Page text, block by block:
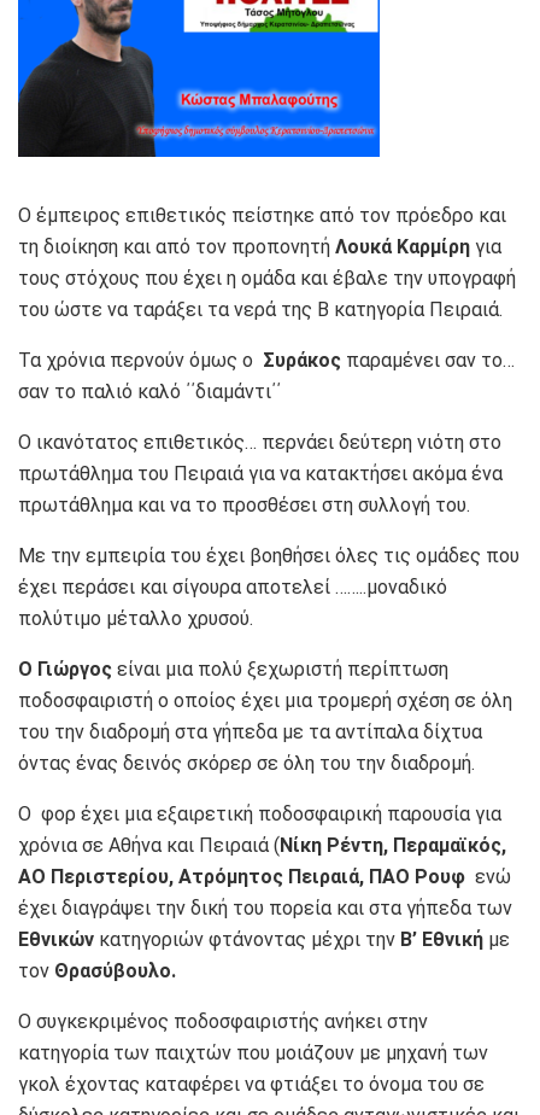
Ο έμπειρος επιθετικός πείστηκε από τον πρόεδρο και
τη διοίκηση και από τον προπονητή Λουκά Καρμίρη για
τους στόχους που έχει η ομάδα και έβαλε την υπογραφή
του ώστε να ταράξει τα νερά της Β κατηγορία Πειραιά.
Τα χρόνια περνούν όμως ο Συράκος παραμένει σαν το…
σαν το παλιό καλό ΄΄διαμάντι΄΄
Ο ικανότατος επιθετικός… περνάει δεύτερη νιότη στο
πρωτάθλημα του Πειραιά για να κατακτήσει ακόμα ένα
πρωτάθλημα και να το προσθέσει στη συλλογή του.
Με την εμπειρία του έχει βοηθήσει όλες τις ομάδες που
έχει περάσει και σίγουρα αποτελεί ……..μοναδικό
πολύτιμο μέταλλο χρυσού.
Ο Γιώργος είναι μια πολύ ξεχωριστή περίπτωση
ποδοσφαιριστή ο οποίος έχει μια τρομερή σχέση σε όλη
του την διαδρομή στα γήπεδα με τα αντίπαλα δίχτυα
όντας ένας δεινός σκόρερ σε όλη του την διαδρομή.
Ο φορ έχει μια εξαιρετική ποδοσφαιρική παρουσία για
χρόνια σε Αθήνα και Πειραιά (Νίκη Ρέντη, Περαμαϊκός,
ΑΟ Περιστερίου, Ατρόμητος Πειραιά, ΠΑΟ Ρουφ ενώ
έχει διαγράψει την δική του πορεία και στα γήπεδα των
Εθνικών κατηγοριών φτάνοντας μέχρι την Β’ Εθνική με
τον Θρασύβουλο.
Ο συγκεκριμένος ποδοσφαιριστής ανήκει στην
κατηγορία των παιχτών που μοιάζουν με μηχανή των
γκολ έχοντας καταφέρει να φτιάξει το όνομα του σε